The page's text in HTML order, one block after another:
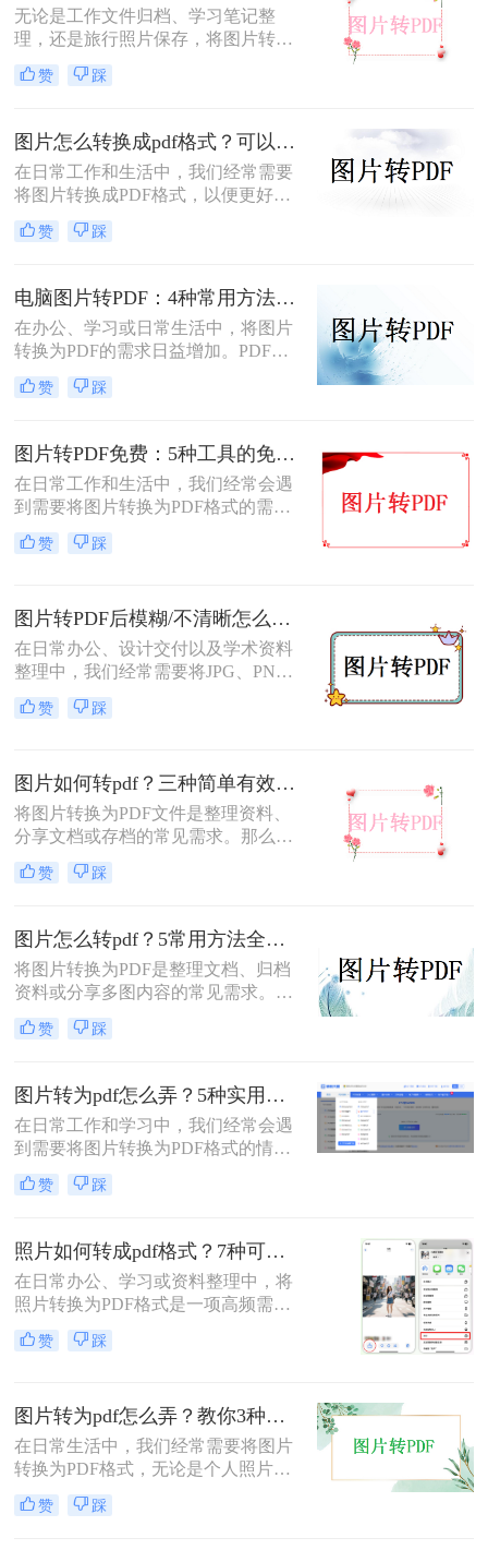
无论是工作文件归档、学习笔记整
理，还是旅行照片保存，将图片转换
为PDF都能让内容更规范、更易分
享。那么如何图片转pdf呢？本文提供
5种常用方法，3分钟即可学会！
赞 踩
图片怎么转换成pdf格式？可以试试这4个转换方法！
在日常工作和生活中，我们经常需要
将图片转换成PDF格式，以便更好地
分享、保存或打印。那么图片怎么转
换成pdf格式呢？本文将介绍四种将图
赞 踩
电脑图片转PDF：4种常用方法按Windows和Mac系统分别推荐！
在办公、学习或日常生活中，将图片
转换为PDF的需求日益增加。PDF格
式因其跨平台兼容性、可编辑性和安
全性，成为文档分享和存储的首选。
作系统自带工具、专业软件及在线服
务，帮助您高效完成图片到PDF的转
换。
赞 踩
图片转PDF免费：5种工具的免费额度、水印和文件限制对比！
在日常工作和生活中，我们经常会遇
到需要将图片转换为PDF格式的需
求。无论是为了方便存档、分享或打
印，将图片转换为PDF格式是一项很
简便方法来帮助您免费将图片转换为
PDF格式。
赞 踩
图片转PDF后模糊/不清晰怎么办？三种有效方法帮你解决！
在日常办公、设计交付以及学术资料
整理中，我们经常需要将JPG、PNG
等格式的图片合并转换为PDF文档。
然而，许多用户都遇到过这样一个令
变得模糊、边缘出现锯齿，甚至无法
进行高质量的打印。面对图片转PDF
后模糊/不清晰怎么办这一难题，很多
赞 踩
图片如何转pdf？三种简单有效的方法分享！
将图片转换为PDF文件是整理资料、
分享文档或存档的常见需求。那么图
片如何转pdf呢？本文将介绍三种简单
有效的方法，助您快速完成转换。
赞 踩
图片怎么转pdf？5常用方法全攻略！
将图片转换为PDF是整理文档、归档
资料或分享多图内容的常见需求。那
么图片怎么转pdf呢？本文系统梳理5
类主流方法，助你快速实现图片转
赞 踩
图片转为pdf怎么弄？5种实用转换方法详解！
在日常工作和学习中，我们经常会遇
到需要将图片转换为PDF格式的情
况。无论是整理证件照片、制作电子
相册，还是将扫描的文档统一格式，
掌握的基本技能。PDF格式具有跨平
台兼容性好、文件体积相对较小、易
于分享等优点，因此成为文档处理的
首选格式。本文将详细介绍5种实用
的图片转PDF方法，帮助您快速解决
转换需求。
赞 踩
照片如何转成pdf格式？7种可靠方法详解！
在日常办公、学习或资料整理中，将
照片转换为PDF格式是一项高频需
求。无论是扫描的合同、手写笔记，
还是拍摄的证件、课件，统一的PDF
择高效、安全且无需付费的方法？本
文将基于实际使用经验，为您梳理7
种照片如何转成PDF格式的实用方
方式，帮助您根据场景灵活选用。
赞 踩
图片转为pdf怎么弄？教你3种常用转换方法！
在日常生活中，我们经常需要将图片
转换为PDF格式，无论是个人照片管
理、证件扫描，还是商业和行政领域
的文档整理、合同协议，这种转换都
赞 踩